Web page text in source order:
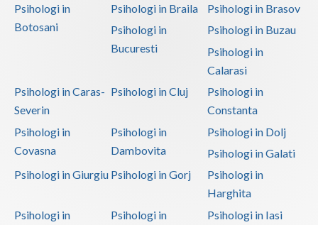
Psihologi in
Botosani
Psihologi in Braila
Psihologi in Brasov
Psihologi in
Bucuresti
Psihologi in Buzau
Psihologi in
Calarasi
Psihologi in Caras-
Severin
Psihologi in Cluj
Psihologi in
Constanta
Psihologi in
Covasna
Psihologi in
Dambovita
Psihologi in Dolj
Psihologi in Galati
Psihologi in Giurgiu Psihologi in Gorj
Psihologi in
Harghita
Psihologi in
Psihologi in
Psihologi in Iasi